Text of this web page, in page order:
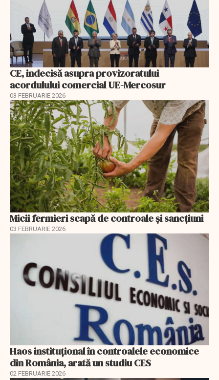
CE, indecisă asupra provizoratului
acordulului comercial UE-Mercosur
03 FEBRUARIE 2026
Micii fermieri scapă de controale și sancțiuni
03 FEBRUARIE 2026
Haos instituțional în controalele economice
din România, arată un studiu CES
02 FEBRUARIE 2026